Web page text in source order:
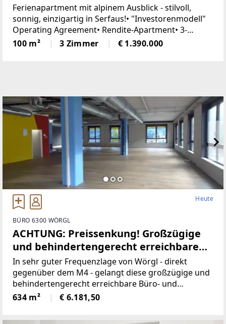
Ferienapartment mit alpinem Ausblick - stilvoll,
sonnig, einzigartig in Serfaus!• "Investorenmodell"
Operating Agreement• Rendite-Apartment• 3-
Zimmer-Apartment (2 Schlafzimmer, optional
erweiterbar)• Trennung in 2 separate Tops möglich•
100 m² 3 Zimmer € 1.390.000
Heute
BÜRO 6300 WÖRGL
ACHTUNG: Preissenkung! Großzügige
und behindertengerecht erreichbare
Büro- und Praxisflächen zwischen ca.
210m² und ca. 634m² in sehr guter
Frequenzlage von Wörgl zu mieten
In sehr guter Frequenzlage von Wörgl - direkt
gegenüber dem M4 - gelangt diese großzügige und
behindertengerecht erreichbare Büro- und
Praxisfläche mit ca. 634m² zur Neuvermietung. Bei
Bedarf kann die Fläche geteilt werden, in diesem Fall
634 m² € 6.181,50